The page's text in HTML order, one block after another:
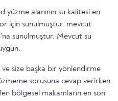
yüzme alanının su kalitesi en
için sunulmuştur. mevcut
sunulmuştur. Mevcut su
size başka bir yönlendirme
sorusuna cevap verirken
bölgesel makamların en son